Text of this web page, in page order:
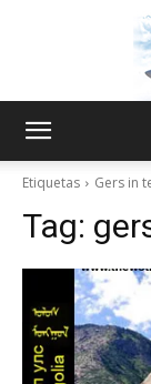
Etiquetas Gers in
Tag: